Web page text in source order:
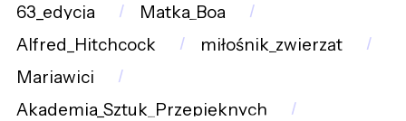
63_edycja
Matka_Boa
Alfred_Hitchcock
miłośnik_zwierząt
Mariawici
Akademia_Sztuk_Przepięknych